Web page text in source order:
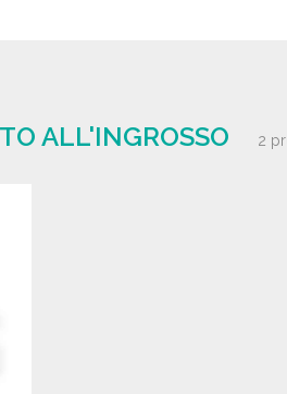
ALL'INGROSSO 2